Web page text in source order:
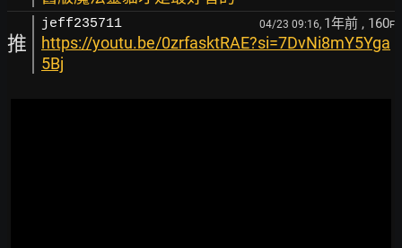
推
jeff235711 04/23 09:16, 1年前 , 160F
https://youtu.be/0zrfasktRAE?si=7DvNi8mY5Yga
5Bj